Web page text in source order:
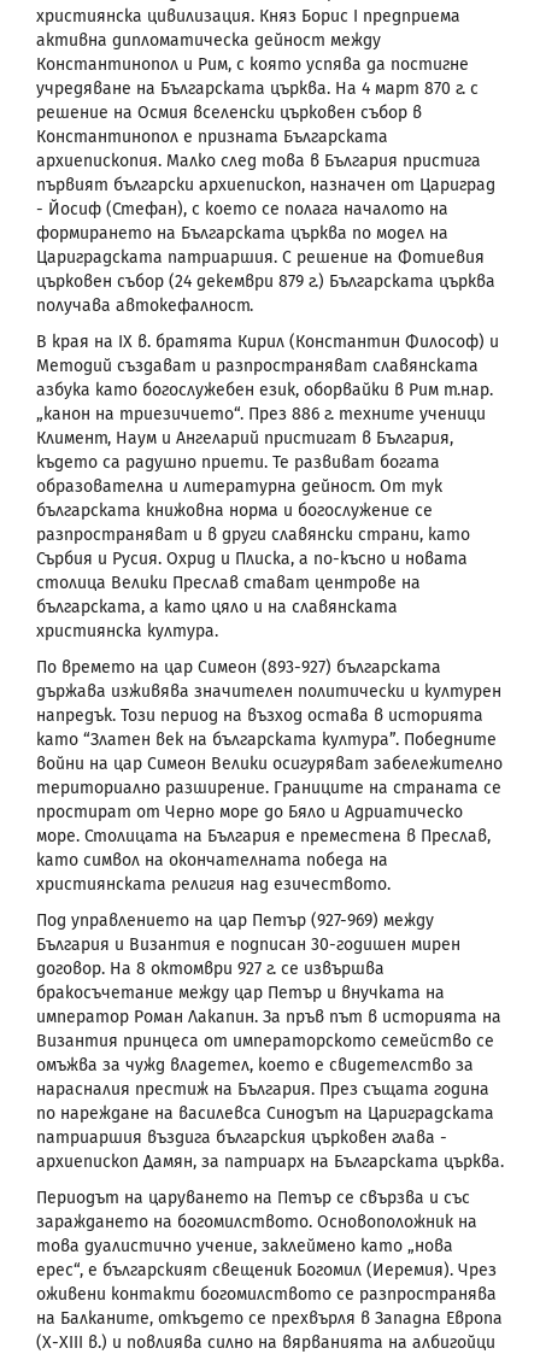
християнска цивилизация. Княз Борис I предприема
активна дипломатическа дейност между
Константинопол и Рим, с която успява да постигне
учредяване на Българската църква. На 4 март 870 г. с
решение на Осмия вселенски църковен събор в
Константинопол е призната Българската
архиепископия. Малко след това в България пристига
първият български архиепископ, назначен от Цариград
- Йосиф (Стефан), с което се полага началото на
формирането на Българската църква по модел на
Цариградската патриаршия. С решение на Фотиевия
църковен събор (24 декември 879 г.) Българската църква
получава автокефалност.
В края на ІХ в. братята Кирил (Константин Философ) и
Методий създават и разпространяват славянската
азбука като богослужебен език, оборвайки в Рим т.нар.
„канон на триезичието“. През 886 г. техните ученици
Климент, Наум и Ангеларий пристигат в България,
където са радушно приети. Те развиват богата
образователна и литературна дейност. От тук
българската книжовна норма и богослужение се
разпространяват и в други славянски страни, като
Сърбия и Русия. Охрид и Плиска, а по-късно и новата
столица Велики Преслав стават центрове на
българската, а като цяло и на славянската
християнска култура.
По времето на цар Симеон (893-927) българската
държава изживява значителен политически и културен
напредък. Този период на възход остава в историята
като “Златен век на българската култура”. Победните
войни на цар Симеон Велики осигуряват забележително
териториално разширение. Границите на страната се
простират от Черно море до Бяло и Адриатическо
море. Столицата на България е преместена в Преслав,
като символ на окончателната победа на
християнската религия над езичеството.
Под управлението на цар Петър (927-969) между
България и Византия е подписан 30-годишен мирен
договор. На 8 октомври 927 г. се извършва
бракосъчетание между цар Петър и внучката на
император Роман Лакапин. За пръв път в историята на
Византия принцеса от императорското семейство се
омъжва за чужд владетел, което е свидетелство за
нарасналия престиж на България. През същата година
по нареждане на василевса Синодът на Цариградската
патриаршия въздига българския църковен глава -
архиепископ Дамян, за патриарх на Българската църква.
Периодът на царуването на Петър се свързва и със
зараждането на богомилството. Основоположник на
това дуалистично учение, заклеймено като „нова
ерес“, е българският свещеник Богомил (Иеремия). Чрез
оживени контакти богомилството се разпространява
на Балканите, откъдето се прехвърля в Западна Европа
(Х-XIII в.) и повлиява силно на вярванията на албигойци